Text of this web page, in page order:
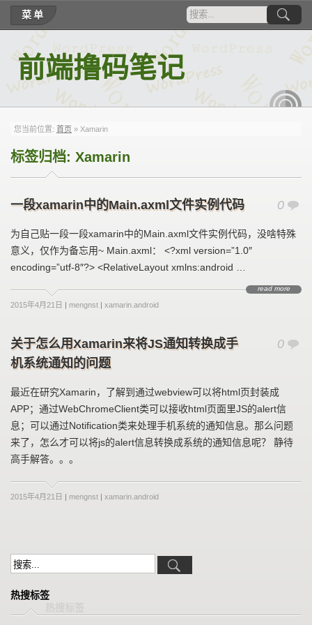
菜单
前端撸码笔记
您当前位置: 首页 » Xamarin
标签归档: Xamarin
一段xamarin中的Main.axml文件实例代码
为自己贴一段一段xamarin中的Main.axml文件实例代码，没啥特殊
意义，仅作为备忘用~ Main.axml： <?xml version=”1.0″
encoding=”utf-8″?> <RelativeLayout xmlns:android …
read more
2015年4月21日 | mengnst | xamarin.android
0
关于怎么用Xamarin来将JS通知转换成手
机系统通知的问题
最近在研究Xamarin，了解到通过webview可以将html页封装成
APP；通过WebChromeClient类可以接收html页面里JS的alert信
息；可以通过Notification类来处理手机系统的通知信息。那么问题
来了，怎么才可以将js的alert信息转换成系统的通知信息呢？ 静待
高手解答。。。
2015年4月21日 | mengnst | xamarin.android
0
热搜标签